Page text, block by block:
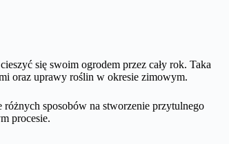
się swoim ogrodem przez cały rok. Taka
oraz uprawy roślin w okresie zimowym.
sposobów na stworzenie przytulnego
procesie.